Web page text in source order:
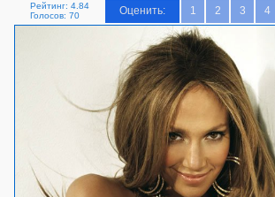
Рейтинг: 4.84
Голосов: 70
Оценить: 1 2 3 4